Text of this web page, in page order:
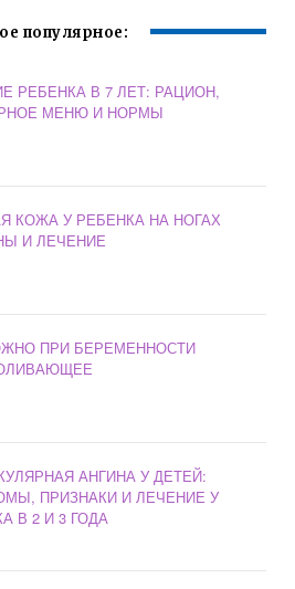
популярное:
РЕБЕНКА В 7 ЛЕТ: РАЦИОН,
МЕНЮ И НОРМЫ
КОЖА У РЕБЕНКА НА НОГАХ
И ЛЕЧЕНИЕ
ПРИ БЕРЕМЕННОСТИ
АНГИНА У ДЕТЕЙ:
ПРИЗНАКИ И ЛЕЧЕНИЕ У
В 2 И 3 ГОДА